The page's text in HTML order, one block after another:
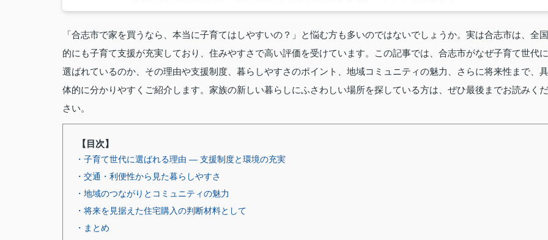
「合志市で家を買うなら、本当に子育てはしやすいの？」と悩む方も多いのではないでしょうか。実は合志市は、全国
的にも子育て支援が充実しており、住みやすさで高い評価を受けています。この記事では、合志市がなぜ子育て世代に
選ばれているのか、その理由や支援制度、暮らしやすさのポイント、地域コミュニティの魅力、さらに将来性まで、具
体的に分かりやすくご紹介します。家族の新しい暮らしにふさわしい場所を探している方は、ぜひ最後までお読みくだ
さい。
【目次】
・子育て世代に選ばれる理由 ― 支援制度と環境の充実
・交通・利便性から見た暮らしやすさ
・地域のつながりとコミュニティの魅力
・将来を見据えた住宅購入の判断材料として
・まとめ